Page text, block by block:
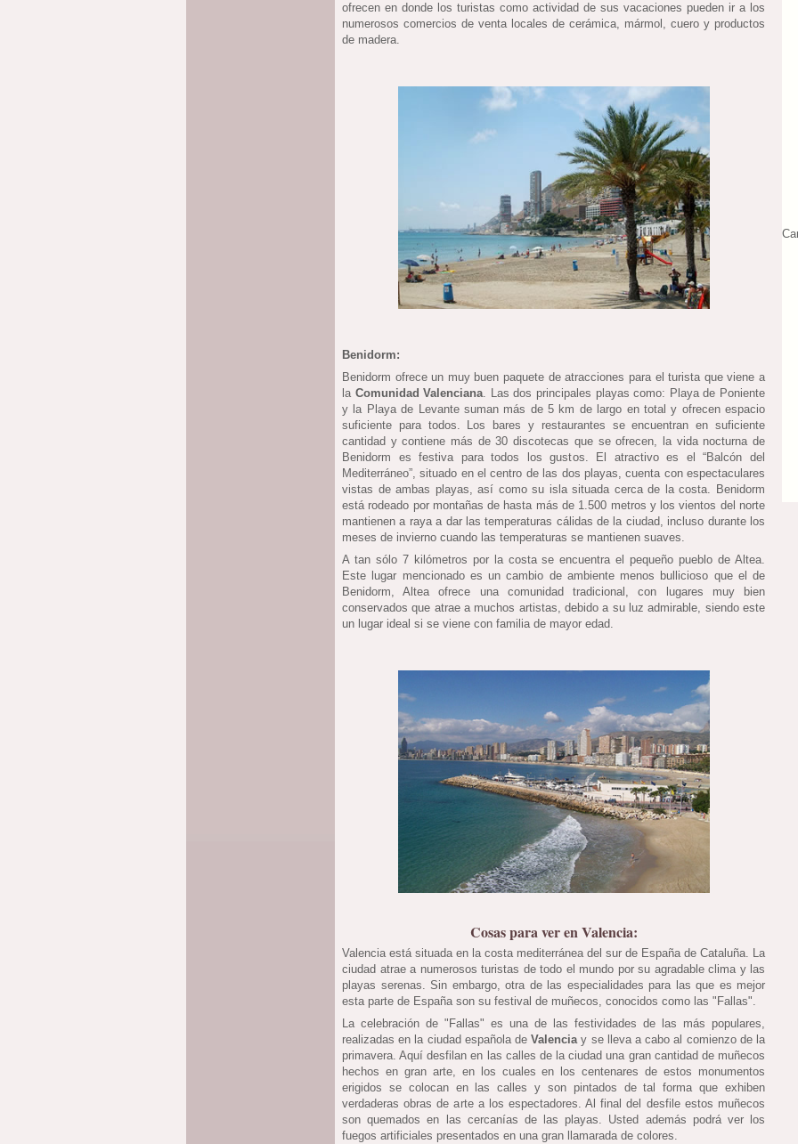
ofrecen en donde los turistas como actividad de sus vacaciones pueden ir a los
numerosos comercios de venta locales de cerámica, mármol, cuero y productos
de madera.
Benidorm:
Benidorm ofrece un muy buen paquete de atracciones para el turista que viene a
la Comunidad Valenciana. Las dos principales playas como: Playa de Poniente
y la Playa de Levante suman más de 5 km de largo en total y ofrecen espacio
suficiente para todos. Los bares y restaurantes se encuentran en suficiente
cantidad y contiene más de 30 discotecas que se ofrecen, la vida nocturna de
Benidorm es festiva para todos los gustos. El atractivo es el “Balcón del
Mediterráneo”, situado en el centro de las dos playas, cuenta con espectaculares
vistas de ambas playas, así como su isla situada cerca de la costa. Benidorm
está rodeado por montañas de hasta más de 1.500 metros y los vientos del norte
mantienen a raya a dar las temperaturas cálidas de la ciudad, incluso durante los
meses de invierno cuando las temperaturas se mantienen suaves.
A tan sólo 7 kilómetros por la costa se encuentra el pequeño pueblo de Altea.
Este lugar mencionado es un cambio de ambiente menos bullicioso que el de
Benidorm, Altea ofrece una comunidad tradicional, con lugares muy bien
conservados que atrae a muchos artistas, debido a su luz admirable, siendo este
un lugar ideal si se viene con familia de mayor edad.
Cosas para ver en Valencia:
Valencia está situada en la costa mediterránea del sur de España de Cataluña. La
ciudad atrae a numerosos turistas de todo el mundo por su agradable clima y las
playas serenas. Sin embargo, otra de las especialidades para las que es mejor
esta parte de España son su festival de muñecos, conocidos como las "Fallas".
La celebración de "Fallas" es una de las festividades de las más populares,
realizadas en la ciudad española deValenciay se lleva a cabo al comienzo de la
primavera. Aquí desfilan en las calles de la ciudad una gran cantidad de muñecos
hechos en gran arte, en los cuales en los centenares de estos monumentos
erigidos se colocan en las calles y son pintados de tal forma que exhiben
verdaderas obras de arte a los espectadores. Al final del desfile estos muñecos
son quemados en las cercanías de las playas. Usted además podrá ver los
fuegos artificiales presentados en una gran llamarada de colores.